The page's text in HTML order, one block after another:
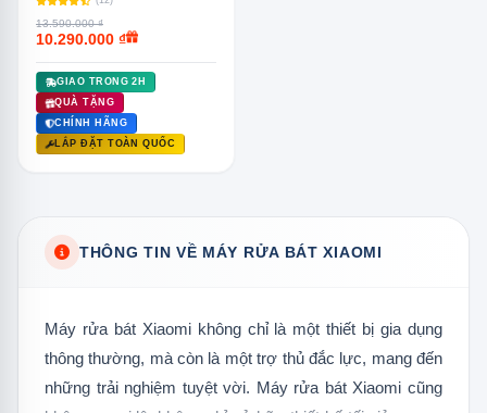
13.590.000 ₫
10.290.000 ₫
GIAO TRONG 2H
QUÀ TẶNG
CHÍNH HÃNG
LẮP ĐẶT TOÀN QUỐC
THÔNG TIN VỀ MÁY RỬA BÁT XIAOMI
Máy rửa bát Xiaomi không chỉ là một thiết bị gia dụng
thông thường, mà còn là một trợ thủ đắc lực, mang đến
những trải nghiệm tuyệt vời. Máy rửa bát Xiaomi cũng